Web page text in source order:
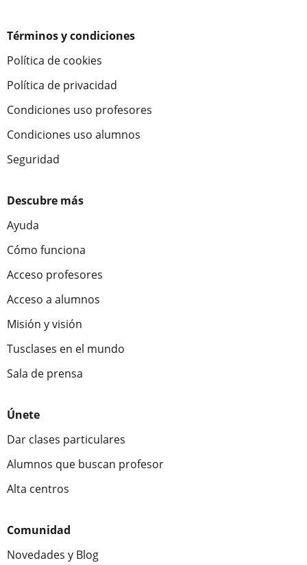
Términos y condiciones
Política de cookies
Política de privacidad
Condiciones uso profesores
Condiciones uso alumnos
Seguridad
Descubre más
Ayuda
Cómo funciona
Acceso profesores
Acceso a alumnos
Misión y visión
Tusclases en el mundo
Sala de prensa
Únete
Dar clases particulares
Alumnos que buscan profesor
Alta centros
Comunidad
Novedades y Blog